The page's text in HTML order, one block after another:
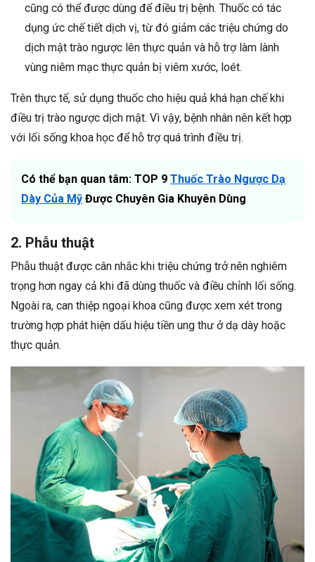
cũng có thể được dùng để điều trị bệnh. Thuốc có tác
dụng ức chế tiết dịch vị, từ đó giảm các triệu chứng do
dịch mật trào ngược lên thực quản và hỗ trợ làm lành
vùng niêm mạc thực quản bị viêm xước, loét.
Trên thực tế, sử dụng thuốc cho hiệu quả khá hạn chế khi
điều trị trào ngược dịch mật. Vì vậy, bệnh nhân nên kết hợp
với lối sống khoa học để hỗ trợ quá trình điều trị.
Có thể bạn quan tâm: TOP 9 Thuốc Trào Ngược Dạ
Dày Của Mỹ Được Chuyên Gia Khuyên Dùng
2. Phẫu thuật
Phẫu thuật được cân nhắc khi triệu chứng trở nên nghiêm
trọng hơn ngay cả khi đã dùng thuốc và điều chỉnh lối sống.
Ngoài ra, can thiệp ngoại khoa cũng được xem xét trong
trường hợp phát hiện dấu hiệu tiền ung thư ở dạ dày hoặc
thực quản.